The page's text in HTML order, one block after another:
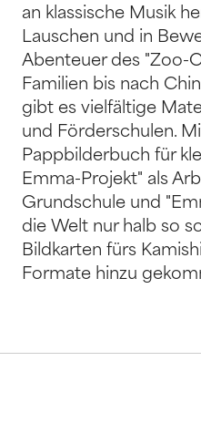
an klassische Musik
Lauschen und in
Abenteuer des "Zoo-
Familien bis nach
gibt es vielfältige
und Förderschulen.
Pappbilderbuch für
Emma-Projekt" als
Grundschule und
die Welt nur halb so
Bildkarten fürs
Formate hinzu